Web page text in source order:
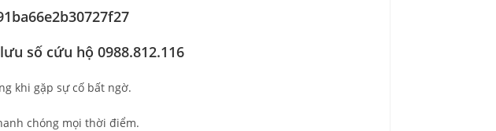
số cứu hộ 0988.812.116
khi gặp sự cố bất ngờ.
chóng mọi thời điểm.